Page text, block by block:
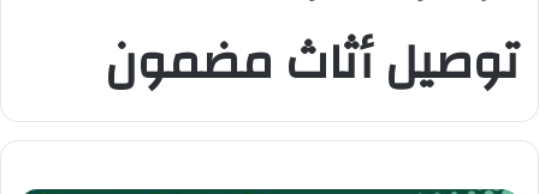
توصيل أثاث مضمون